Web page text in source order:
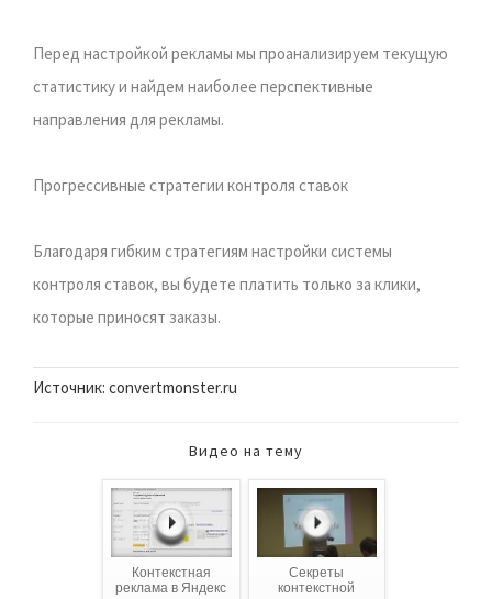
Перед настройкой рекламы мы проанализируем текущую
статистику и найдем наиболее перспективные
направления для рекламы.
Прогрессивные стратегии контроля ставок
Благодаря гибким стратегиям настройки системы
контроля ставок, вы будете платить только за клики,
которые приносят заказы.
Источник: convertmonster.ru
Видео на тему
Контекстная
реклама в Яндекс
Секреты
контекстной